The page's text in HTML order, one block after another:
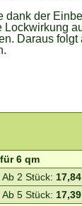
der
Daraus
6 qm
Ab 2 Stück: 17,84
Ab 5 Stück: 17,39